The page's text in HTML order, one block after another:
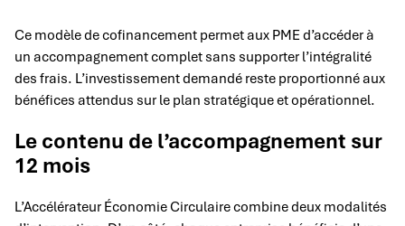
Ce modèle de cofinancement permet aux PME d’accéder à
un accompagnement complet sans supporter l’intégralité
des frais. L’investissement demandé reste proportionné aux
bénéfices attendus sur le plan stratégique et opérationnel.
Le contenu de l’accompagnement sur
12 mois
L’Accélérateur Économie Circulaire combine deux modalités